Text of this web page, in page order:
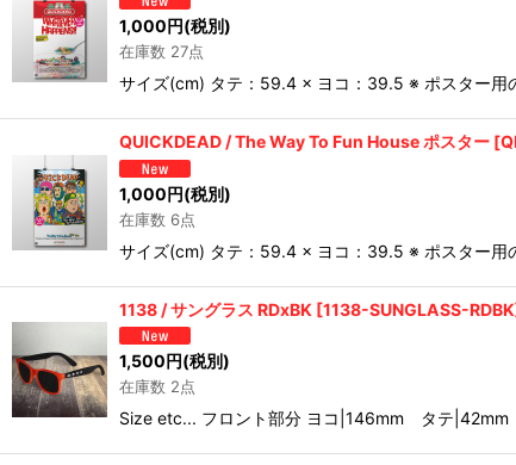
1,000円(税別)
在庫数 27点
サイズ(cm) タテ：59.4 × ヨコ：39.5 ※ ポスター用
QUICKDEAD / The Way To Fun House ポスター [
1,000円(税別)
在庫数 6点
サイズ(cm) タテ：59.4 × ヨコ：39.5 ※ ポスター用
1138 / サングラス RDxBK [1138-SUNGLASS-RDBK
1,500円(税別)
在庫数 2点
Size etc... フロント部分 ヨコ|146mm タテ